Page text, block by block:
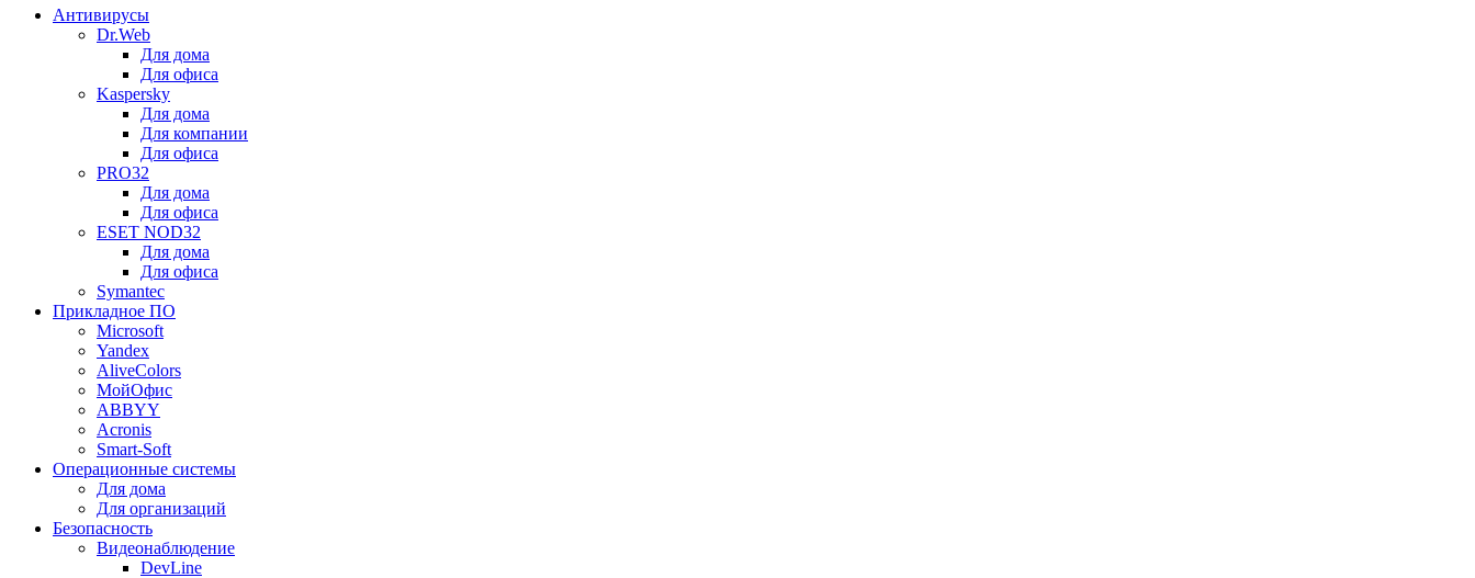
Антивирусы
Dr.Web
Для дома
Для офиса
Kaspersky
Для дома
Для компании
Для офиса
PRO32
Для дома
Для офиса
ESET NOD32
Для дома
Для офиса
Symantec
Прикладное ПО
Microsoft
Yandex
AliveColors
МойОфис
ABBYY
Acronis
Smart-Soft
Операционные системы
Для дома
Для организаций
Безопасность
Видеонаблюдение
DevLine